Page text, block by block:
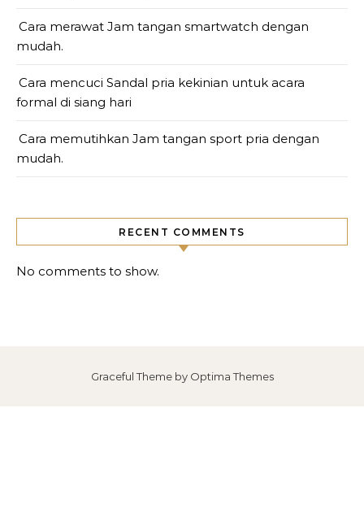
Cara merawat Jam tangan smartwatch dengan
mudah.
Cara mencuci Sandal pria kekinian untuk acara
formal di siang hari
Cara memutihkan Jam tangan sport pria dengan
mudah.
RECENT COMMENTS
No comments to show.
Graceful Theme by Optima Themes